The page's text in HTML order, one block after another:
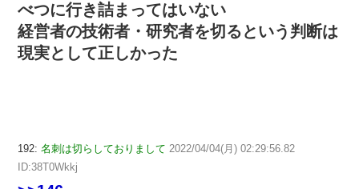
べつに行き詰まってはいない
経営者の技術者・研究者を切るという判断は
現実として正しかった
192: 名刺は切らしておりまして 2022/04/04(月) 02:29:56.82
ID:38T0Wkkj